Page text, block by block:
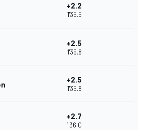
+2.2
1'35.5
+2.5
1'35.8
+2.5
1'35.8
+2.7
1'36.0